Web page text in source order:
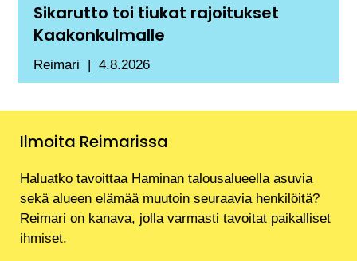
Sikarutto toi tiukat rajoitukset
Kaakonkulmalle
Reimari 4.8.2026
Ilmoita Reimarissa
Haluatko tavoittaa Haminan talousalueella asuvia
sekä alueen elämää muutoin seuraavia henkilöitä?
Reimari on kanava, jolla varmasti tavoitat paikalliset
ihmiset.